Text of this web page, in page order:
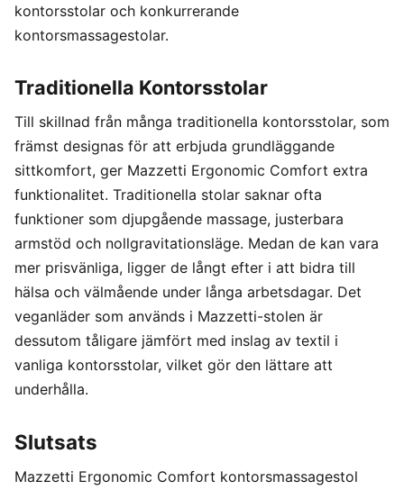
kontorsstolar och konkurrerande
kontorsmassagestolar.
Traditionella Kontorsstolar
Till skillnad från många traditionella kontorsstolar, som
främst designas för att erbjuda grundläggande
sittkomfort, ger Mazzetti Ergonomic Comfort extra
funktionalitet. Traditionella stolar saknar ofta
funktioner som djupgående massage, justerbara
armstöd och nollgravitationsläge. Medan de kan vara
mer prisvänliga, ligger de långt efter i att bidra till
hälsa och välmående under långa arbetsdagar. Det
veganläder som används i Mazzetti-stolen är
dessutom tåligare jämfört med inslag av textil i
vanliga kontorsstolar, vilket gör den lättare att
underhålla.
Slutsats
Mazzetti Ergonomic Comfort kontorsmassagestol